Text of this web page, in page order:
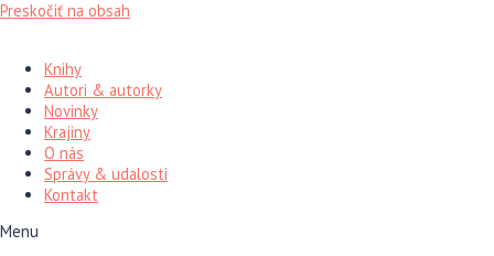
Preskočiť na obsah
Knihy
Autori & autorky
Novinky
Krajiny
O nás
Správy & udalosti
Kontakt
Menu